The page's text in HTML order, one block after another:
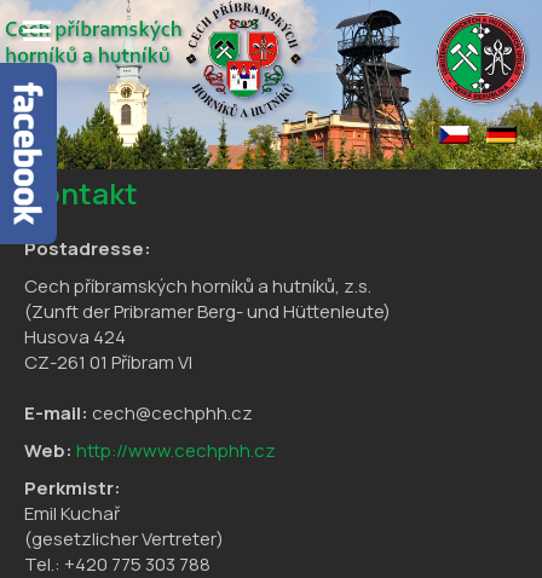
Kontakt
Postadresse:
Cech příbramských horníků a hutníků, z.s.
(Zunft der Pribramer Berg- und Hüttenleute)
Husova 424
CZ-261 01 Příbram VI
E-mail: cech@cechphh.cz
Web: http://www.cechphh.cz
Perkmistr:
Emil Kuchař
(gesetzlicher Vertreter)
Tel.: +420 775 303 788